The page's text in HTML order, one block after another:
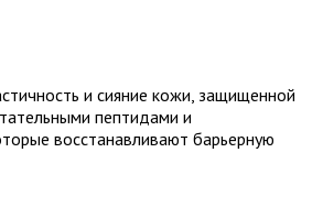
и сияние кожи, защищенной
пептидами и
восстанавливают барьерную